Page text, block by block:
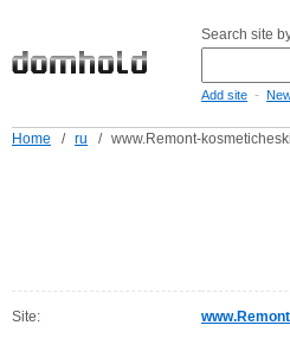
Search site
Add site -
Home / ru / www.Remont-
Site: